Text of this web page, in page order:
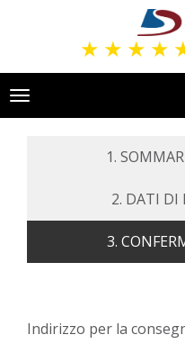
★ ★ ★ ★
Toggle
navigation
1.
2. DATI DI
3.
Indirizzo per la